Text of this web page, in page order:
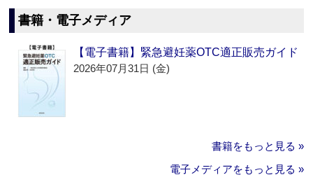
書籍・電子メディア
【電子書籍】緊急避妊薬OTC適正販売ガイド
2026年07月31日 (金)
書籍をもっと見る »
電子メディアをもっと見る »